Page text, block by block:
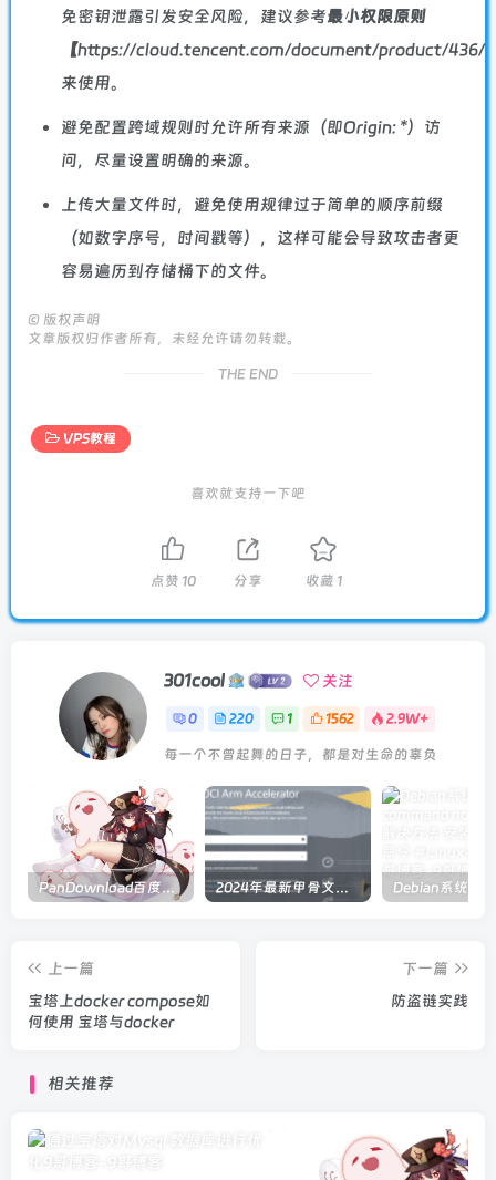
免密钥泄露引发安全风险，建议参考最小权限原则
【https://cloud.tencent.com/document/product/436/
来使用。
避免配置跨域规则时允许所有来源（即Origin: *）访
问，尽量设置明确的来源。
上传大量文件时，避免使用规律过于简单的顺序前缀
（如数字序号，时间戳等），这样可能会导致攻击者更
容易遍历到存储桶下的文件。
© 版权声明
文章版权归作者所有，未经允许请勿转载。
THE END
VPS教程
喜欢就支持一下吧
点赞 10 分享 收藏 1
301cool 关注
0 220 1 1562 2.9W+
每一个不曾起舞的日子，都是对生命的辜负
PanDownload百度网盘在线解析 2024年最新甲骨文注册及申请免费 VPS 教程
上一篇
宝塔上docker compose如
何使用 宝塔与docker
下一篇
防盗链实践
相关推荐